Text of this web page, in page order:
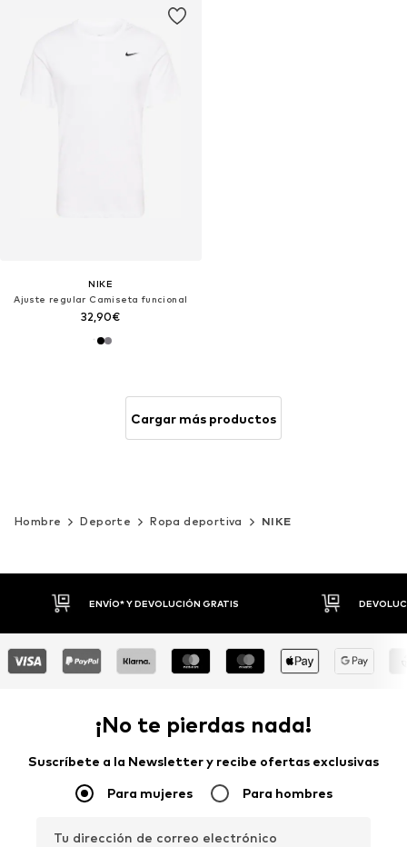
NIKE
Ajuste regular Camiseta funcional
32,90€
Cargar más productos
Hombre Deporte Ropa deportiva NIKE
DEVOLUCIONES HASTA 30 DÍAS
¡No te pierdas nada!
Suscríbete a la Newsletter y recibe ofertas exclusivas
Para mujeres Para hombres
Tu dirección de correo electrónico